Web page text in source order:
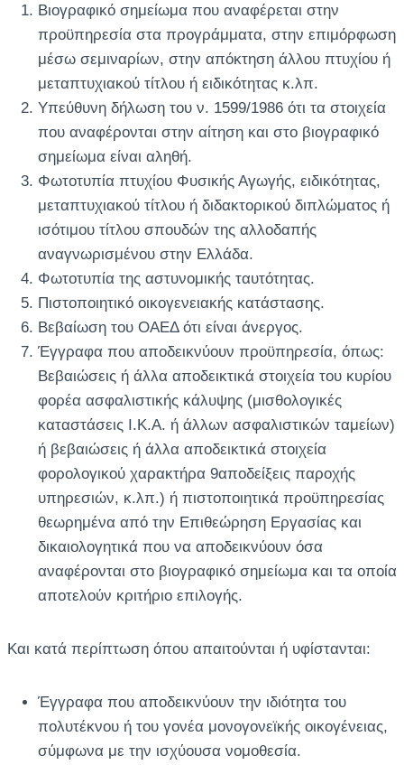
Βιογραφικό σημείωμα που αναφέρεται στην
προϋπηρεσία στα προγράμματα, στην επιμόρφωση
μέσω σεμιναρίων, στην απόκτηση άλλου πτυχίου ή
μεταπτυχιακού τίτλου ή ειδικότητας κ.λπ.
Υπεύθυνη δήλωση του ν. 1599/1986 ότι τα στοιχεία
που αναφέρονται στην αίτηση και στο βιογραφικό
σημείωμα είναι αληθή.
Φωτοτυπία πτυχίου Φυσικής Αγωγής, ειδικότητας,
μεταπτυχιακού τίτλου ή διδακτορικού διπλώματος ή
ισότιμου τίτλου σπουδών της αλλοδαπής
αναγνωρισμένου στην Ελλάδα.
Φωτοτυπία της αστυνομικής ταυτότητας.
Πιστοποιητικό οικογενειακής κατάστασης.
Βεβαίωση του ΟΑΕΔ ότι είναι άνεργος.
Έγγραφα που αποδεικνύουν προϋπηρεσία, όπως:
Βεβαιώσεις ή άλλα αποδεικτικά στοιχεία του κυρίου
φορέα ασφαλιστικής κάλυψης (μισθολογικές
καταστάσεις Ι.Κ.Α. ή άλλων ασφαλιστικών ταμείων)
ή βεβαιώσεις ή άλλα αποδεικτικά στοιχεία
φορολογικού χαρακτήρα 9αποδείξεις παροχής
υπηρεσιών, κ.λπ.) ή πιστοποιητικά προϋπηρεσίας
θεωρημένα από την Επιθεώρηση Εργασίας και
δικαιολογητικά που να αποδεικνύουν όσα
αναφέρονται στο βιογραφικό σημείωμα και τα οποία
αποτελούν κριτήριο επιλογής.
Και κατά περίπτωση όπου απαιτούνται ή υφίστανται:
Έγγραφα που αποδεικνύουν την ιδιότητα του
πολυτέκνου ή του γονέα μονογονεϊκής οικογένειας,
σύμφωνα με την ισχύουσα νομοθεσία.